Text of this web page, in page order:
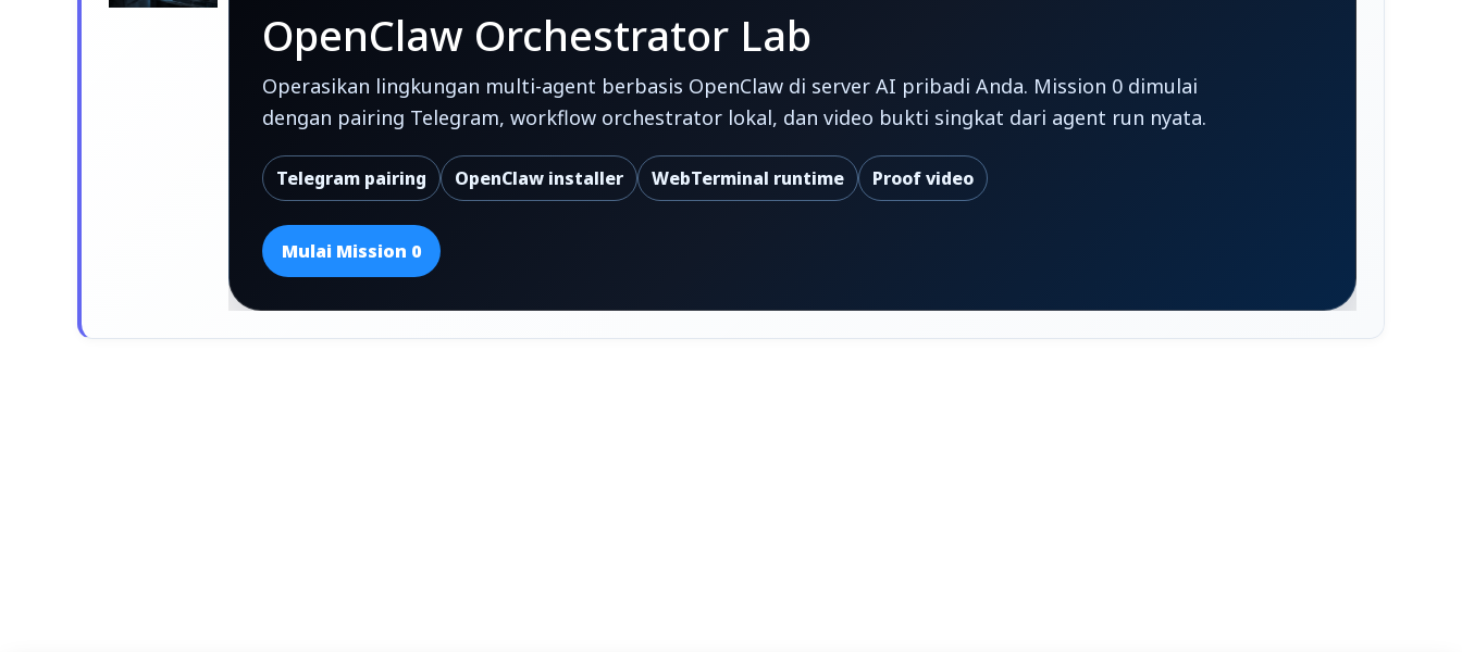
OpenClaw Orchestrator Lab
Operasikan lingkungan multi-agent berbasis OpenClaw di server AI pribadi Anda. Mission 0 dimulai
dengan pairing Telegram, workflow orchestrator lokal, dan video bukti singkat dari agent run nyata.
Telegram pairing OpenClaw installer WebTerminal runtime Proof video
Mulai Mission 0